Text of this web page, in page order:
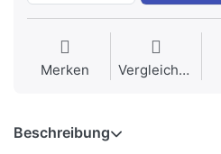
Merken Vergleichen
Beschreibung